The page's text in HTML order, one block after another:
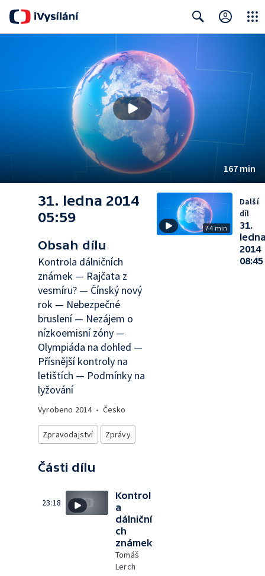
167 min
31. ledna 2014
05:59
Obsah dílu
Kontrola dálničních
známek — Rajčata z
vesmíru? — Čínský nový
rok — Nebezpečné
bruslení — Nezájem o
nízkoemisní zóny —
Olympiáda na dohled —
Přísnější kontroly na
letištích — Podmínky na
lyžování
Vyrobeno 2014• Česko
Zpravodajství Zprávy
Části dílu
23:18
Kontrol
a
dálniční
ch
známek
Tomáš
Lerch
74 min
Další
díl
31.
2014
08:45